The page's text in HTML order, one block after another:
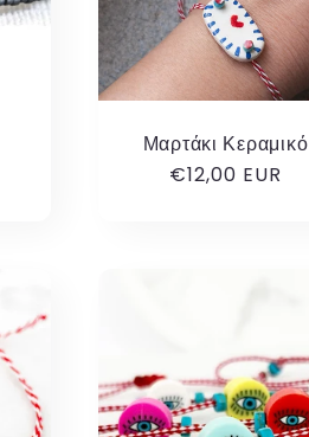
Μαρτάκι Κεραμικό
Κανονική
€12,00 EUR